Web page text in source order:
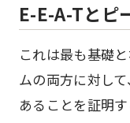
E-E-A-Tとピ
これは最も基礎
ムの両方に対し
あることを証明す